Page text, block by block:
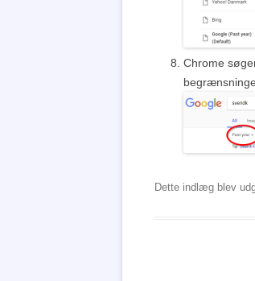
Chrome
Dette indlæg blev